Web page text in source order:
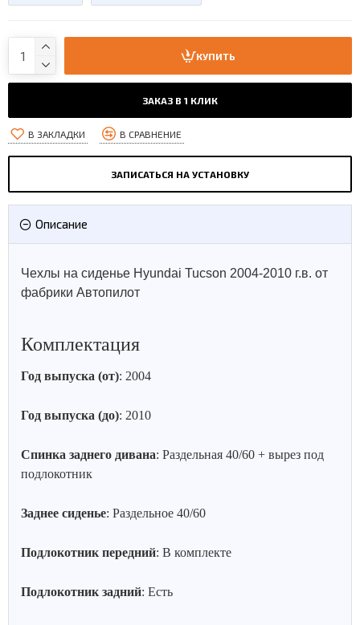
КУПИТЬ
ЗАКАЗ В 1 КЛИК
В ЗАКЛАДКИ В СРАВНЕНИЕ
ЗАПИСАТЬСЯ НА УСТАНОВКУ
Описание
Чехлы на сиденье Hyundai Tucson 2004-2010 г.в. от
фабрики Автопилот
Комплектация
Год выпуска (от): 2004
Год выпуска (до): 2010
Спинка заднего дивана: Раздельная 40/60 + вырез под
подлокотник
Заднее сиденье: Раздельное 40/60
Подлокотник передний: В комплекте
Подлокотник задний: Есть